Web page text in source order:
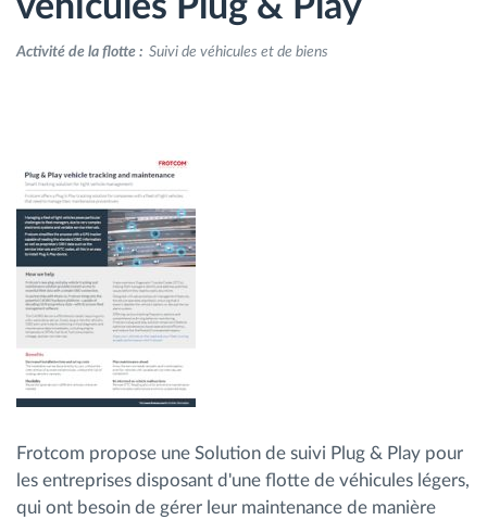
Contrôle des temps de conduite
Contrôle d'accès
Gestion de carburant
Planification et suivi d'itinéraire
Identification automatique du conducteur
Découvrez toutes les caractéristiques
Activité de la flotte : Suivi de véhicules et de biens
Frotcom propose une Solution de suivi Plug & Play pour
les entreprises disposant d'une flotte de véhicules légers,
qui ont besoin de gérer leur maintenance de manière